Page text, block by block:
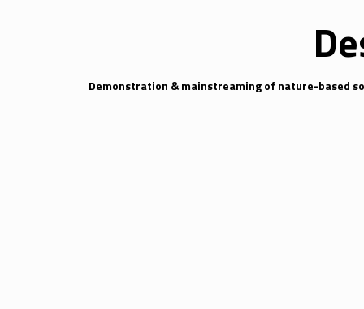
Demonstration & mainstreaming of nature-based